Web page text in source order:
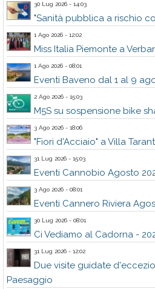
30 Lug 2026 - 14:03
"Sanità pubblica a rischio
1 Ago 2026 - 12:02
Miss Italia Piemonte a
1 Ago 2026 - 08:01
Eventi Baveno dal 1 al 9
2 Ago 2026 - 15:03
M5S su sospensione bike
3 Ago 2026 - 18:06
"Fiori d'Acciaio" a Villa
31 Lug 2026 - 15:03
Eventi Cannobio Agosto
3 Ago 2026 - 08:01
Eventi Cannero Riviera
30 Lug 2026 - 08:01
Ci Vediamo al Cadorna -
31 Lug 2026 - 12:02
Due visite guidate
Paesaggio